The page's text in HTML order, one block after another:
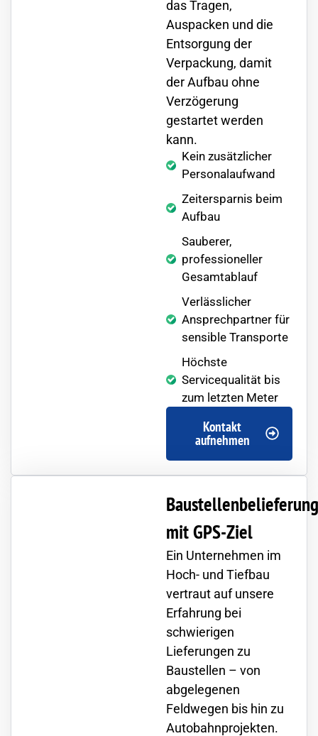
das Tragen,
Auspacken und die
Entsorgung der
Verpackung, damit
der Aufbau ohne
Verzögerung
gestartet werden
kann.
Kein zusätzlicher
Personalaufwand
Zeitersparnis beim
Aufbau
Sauberer,
professioneller
Gesamtablauf
Verlässlicher
Ansprechpartner für
sensible Transporte
Höchste
Servicequalität bis
zum letzten Meter
Kontakt
aufnehmen
Baustellenbelieferung
mit GPS-Ziel
Ein Unternehmen im
Hoch- und Tiefbau
vertraut auf unsere
Erfahrung bei
schwierigen
Lieferungen zu
Baustellen – von
abgelegenen
Feldwegen bis hin zu
Autobahnprojekten.